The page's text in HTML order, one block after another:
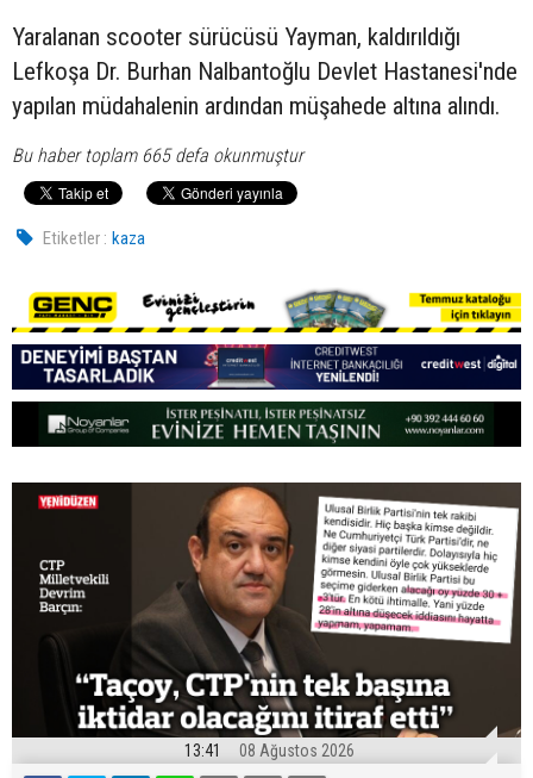
Yaralanan scooter sürücüsü Yayman, kaldırıldığı
Lefkoşa Dr. Burhan Nalbantoğlu Devlet Hastanesi'nde
yapılan müdahalenin ardından müşahede altına alındı.
Bu haber toplam 665 defa okunmuştur
Etiketler : kaza
13:41 08 Ağustos 2026